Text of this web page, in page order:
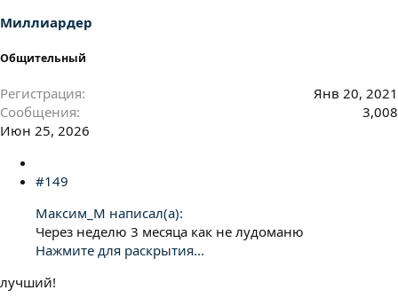
Миллиардер
Общительный
Регистрация
Янв 20, 2021
Сообщения
3,008
Июн 25, 2026
#149
Максим_М написал(а):
Через неделю 3 месяца как не лудоманю
Нажмите для раскрытия...
лучший!